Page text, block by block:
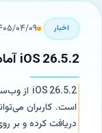
اخبار ۱۴۰۵/۰۴/
iOS 26.5.2 آماده دانلود از سایت ipsw.top
است. کاربران
دریافت کرده و بر